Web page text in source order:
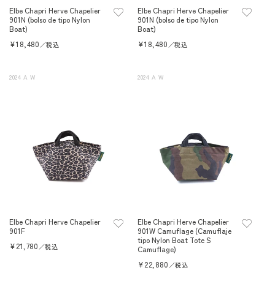
Elbe Chapri Herve Chapelier
901N (bolso de tipo Nylon
Boat)
Precio
¥18,480 ／税込
Elbe Chapri Herve Chapelier
901N (bolso de tipo Nylon
Boat)
Precio
¥18,480 ／税込
2024 A W
Elbe Chapri Herve Chapelier
901F
Precio
¥21,780 ／税込
2024 A W
Elbe Chapri Herve Chapelier
901W Camuflage (Camuflaje
tipo Nylon Boat Tote S
Camuflage)
Precio
¥22,880 ／税込